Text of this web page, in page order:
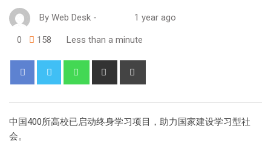
By Web Desk - 1 year ago
0 158 Less than a minute
中国400所高校已启动终身学习项目，助力国家建设学习型社
会。